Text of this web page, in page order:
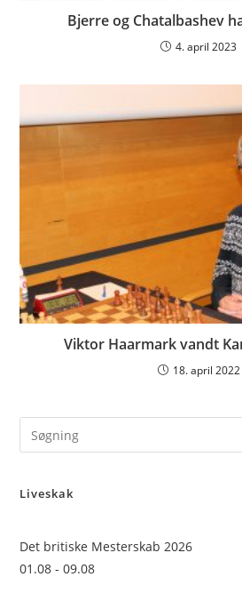
Bjerre og Chatalbashev
4. april 2023
Viktor Haarmark vandt
18. april 2022
Liveskak
Det britiske Mesterskab 2026
01.08 - 09.08